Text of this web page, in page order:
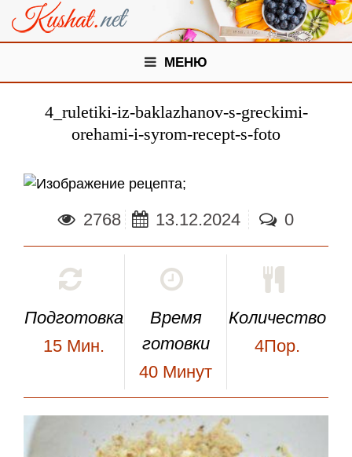
МЕНЮ
4_ruletiki-iz-baklazhanov-s-greckimi-
orehami-i-syrom-recept-s-foto
;
2768 13.12.2024 0
Подготовка
15 Мин.
Время
готовки
40 Минут
Количество
4Пор.